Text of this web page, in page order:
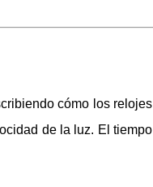
cómo los relojes
de la luz. El tiempo